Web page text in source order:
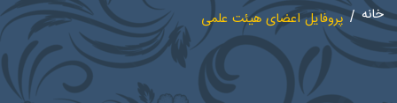
خانه پروفایل اعضای هیئت علمی